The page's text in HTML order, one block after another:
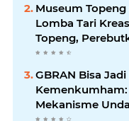
Museum
Lomba Tari
Topeng,
Kota
GBRAN Bisa
Mekanisme